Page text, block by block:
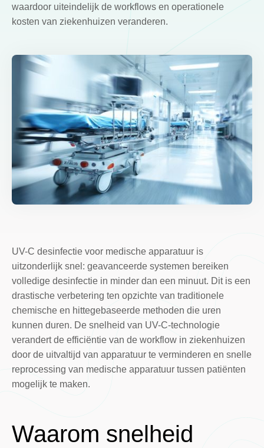
waardoor uiteindelijk de workflows en operationele
kosten van ziekenhuizen veranderen.
UV-C desinfectie voor medische apparatuur is
uitzonderlijk snel: geavanceerde systemen bereiken
volledige desinfectie in minder dan een minuut. Dit is een
drastische verbetering ten opzichte van traditionele
chemische en hittegebaseerde methoden die uren
kunnen duren. De snelheid van UV-C-technologie
verandert de efficiëntie van de workflow in ziekenhuizen
door de uitvaltijd van apparatuur te verminderen en snelle
reprocessing van medische apparatuur tussen patiënten
mogelijk te maken.
Waarom snelheid